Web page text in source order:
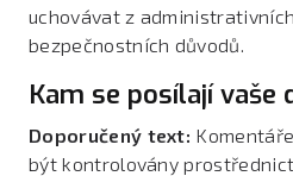
uchovávat z
bezpečnostních důvodů.
Kam se posílají vaše
Doporučený text:
být kontrolovány